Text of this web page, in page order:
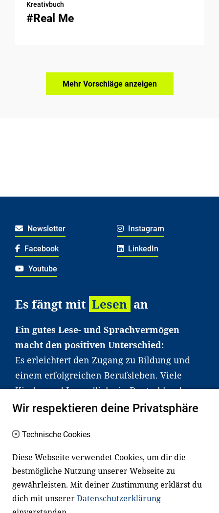
Kreativbuch
#Real Me
Mehr Vorschläge anzeigen
Newsletter Instagram
Facebook LinkedIn
Youtube
Es fängt mit Lesen an
Ein gutes Lese- und Sprachvermögen
macht den positiven Unterschied:
Es erleichtert den Zugang zu Bildung und
einem erfolgreichen Berufsleben. Viele
Kinder und Jugendliche in Deutschland
haben aber große Schwierigkeiten dabei.
an Familien sowie an Erzieher*innen,
Lehrer*innen und andere
Fachexpert*innen. Dafür arbeiten wir eng
mit Ministerien, wissenschaftlichen
Einrichtungen, Verbänden, Unternehmen
Wir respektieren deine Privatsphäre
Technische Cookies
Diese Webseite verwendet Cookies, um dir die
bestmögliche Nutzung unserer Webseite zu
gewährleisten. Mit deiner Zustimmung erklärst du
dich mit unsererDatenschutzerklärung